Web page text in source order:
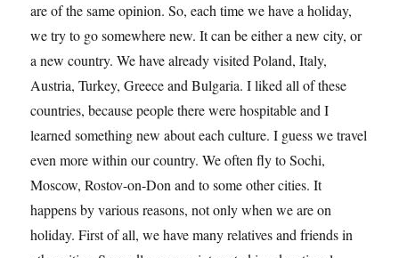
are of the same opinion. So, each time we have a holiday,
we try to go somewhere new. It can be either a new city, or
a new country. We have already visited Poland, Italy,
Austria, Turkey, Greece and Bulgaria. I liked all of these
countries, because people there were hospitable and I
learned something new about each culture. I guess we travel
even more within our country. We often fly to Sochi,
Moscow, Rostov-on-Don and to some other cities. It
happens by various reasons, not only when we are on
holiday. First of all, we have many relatives and friends in